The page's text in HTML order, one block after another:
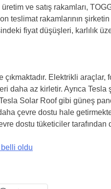
ve satış rakamları,
rakamlarının şirketin
fiyat düşüşleri, karlılık
Elektrikli araçlar,
daha az kirletir. Ayrıca Tesla
Solar Roof gibi güneş
çevre dostu hale
dostu tüketiciler tarafından
belli oldu